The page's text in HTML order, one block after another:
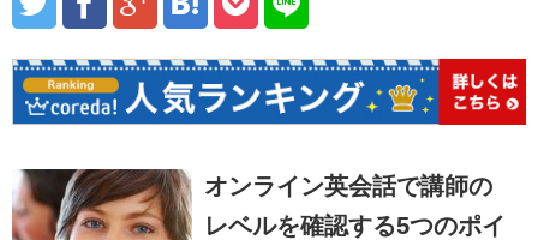
オンライン英会話で講師の
レベルを確認する5つのポイ